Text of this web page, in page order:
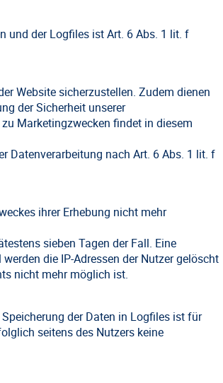
und der Logfiles ist Art. 6 Abs. 1 lit. f
Website sicherzustellen. Zudem dienen
der Sicherheit unserer
Marketingzwecken findet in diesem
Datenverarbeitung nach Art. 6 Abs. 1 lit. f
ihrer Erhebung nicht mehr
sieben Tagen der Fall. Eine
die IP-Adressen der Nutzer gelöscht
nicht mehr möglich ist.
der Daten in Logfiles ist für
seitens des Nutzers keine